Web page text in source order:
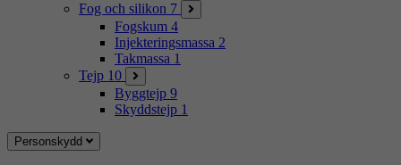
Fog och silikon 7
Fogskum 4
Injekteringsmassa 2
Takmassa 1
Tejp 10
Byggtejp 9
Skyddstejp 1
Personskydd